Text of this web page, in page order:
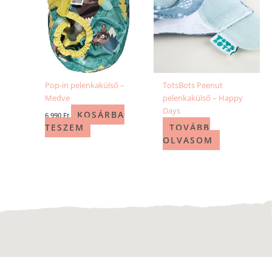
Pop-in pelenkakülső –
Medve
6 990 Ft
KOSÁRBA
TESZEM
TotsBots Peenut
pelenkakülső – Happy
Days
TOVÁBB
OLVASOM